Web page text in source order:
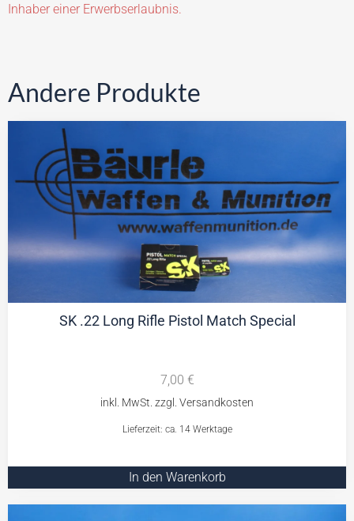
Inhaber einer Erwerbserlaubnis.
Andere Produkte
SK .22 Long Rifle Pistol Match Special
7,00 €
Lieferzeit: ca. 14 Werktage
In den Warenkorb